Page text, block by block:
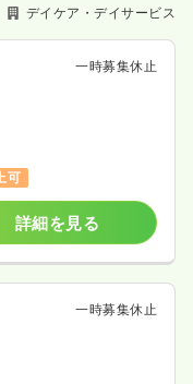
デイケア・デイサービス
一時募集休止
可
詳細を見る
一時募集休止